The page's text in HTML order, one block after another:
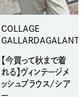
COLLAGE
【今買って秋まで着
れる】ヴィンテージメ
ッシュブラウス/シア